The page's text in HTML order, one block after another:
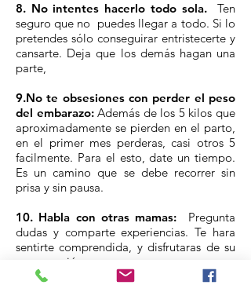
8. No intentes hacerlo todo sola.Ten
seguro que no puedes llegar a todo. Si lo
pretendes sólo conseguirar entristecerte y
cansarte. Deja que los demás hagan una
parte,
9.No te obsesiones con perder el peso
del embarazo:Además de los 5 kilos que
aproximadamente se pierden en el parto,
en el primer mes perderas, casi otros 5
facilmente. Para el esto, date un tiempo.
Es un camino que se debe recorrer sin
prisa y sin pausa.
10. Habla con otras mamas: Pregunta
dudas y comparte experiencias. Te hara
sentirte comprendida, y disfrutaras de su
conversación.